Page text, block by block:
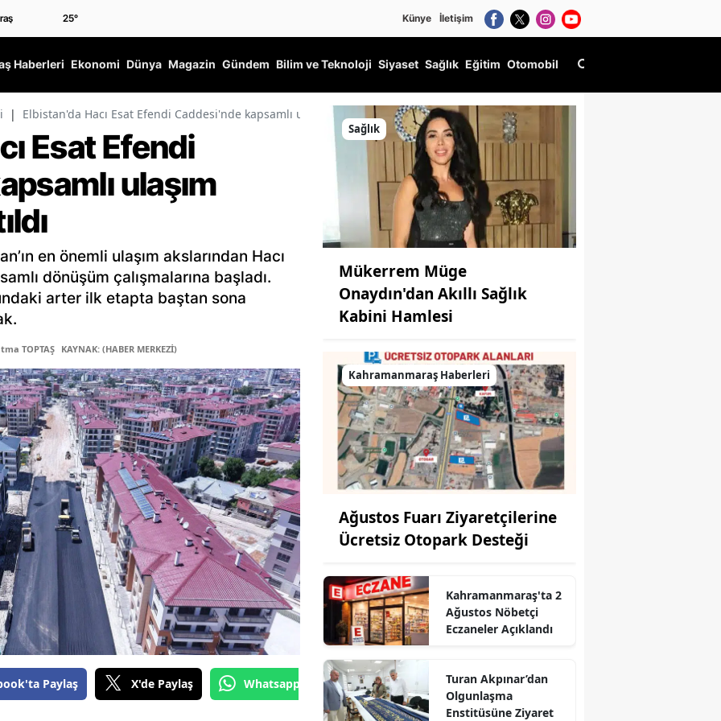
25° Künye İletişim
Haberleri Ekonomi Dünya Magazin Gündem Bilim ve Teknoloji Siyaset Sağlık Eğitim Otomobil
| Elbistan'da Hacı Esat Efendi Caddesi'nde kapsamlı ulaşım projeleri başlatıldı
Esat Efendi
ulaşım
en önemli ulaşım akslarından Hacı
dönüşüm çalışmalarına başladı.
arter ilk etapta baştan sona
TOPTAŞ KAYNAK: (HABER MERKEZİ)
Paylaş X'de Paylaş Whatsapp'tan Gönder
Sağlık
Mükerrem Müge
Onaydın'dan Akıllı Sağlık
Kabini Hamlesi
Kahramanmaraş Haberleri
Ağustos Fuarı Ziyaretçilerine
Ücretsiz Otopark Desteği
Kahramanmaraş'ta 2
Ağustos Nöbetçi
Eczaneler Açıklandı
Turan Akpınar’dan
Olgunlaşma
Enstitüsüne Ziyaret